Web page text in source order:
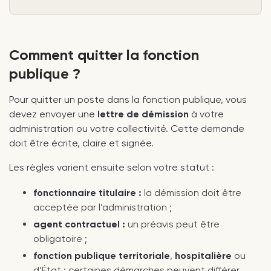
assurer la transmission de mes missions et
faciliter l’organisation de mon départ dans
Je vous prie d’agréer, Madame, Monsieur,
l’expression de mes salutations
distinguées.
Comment quitter la fonction
publique ?
Pour quitter un poste dans la fonction publique, vous
devez envoyer une lettre de démission à votre
administration ou votre collectivité. Cette demande
doit être écrite, claire et signée.
Les règles varient ensuite selon votre statut :
fonctionnaire titulaire : la démission doit être
acceptée par l’administration ;
agent contractuel : un préavis peut être
obligatoire ;
fonction publique territoriale, hospitalière ou